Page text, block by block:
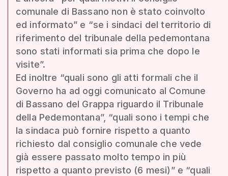
comunale di Bassano non è stato coinvolto
ed informato” e “se i sindaci del territorio di
riferimento del tribunale della pedemontana
sono stati informati sia prima che dopo le
visite”.
Ed inoltre “quali sono gli atti formali che il
Governo ha ad oggi comunicato al Comune
di Bassano del Grappa riguardo il Tribunale
della Pedemontana”, “quali sono i tempi che
la sindaca può fornire rispetto a quanto
richiesto dal consiglio comunale che vede
già essere passato molto tempo in più
rispetto a quanto previsto (6 mesi)” e “quali